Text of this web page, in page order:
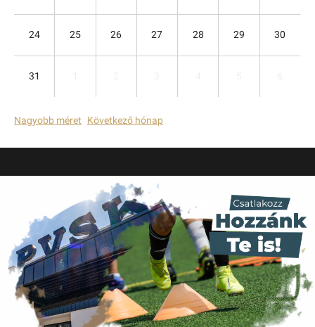
24 25 26 27 28 29 30
31
Nagyobb méret Következő hónap